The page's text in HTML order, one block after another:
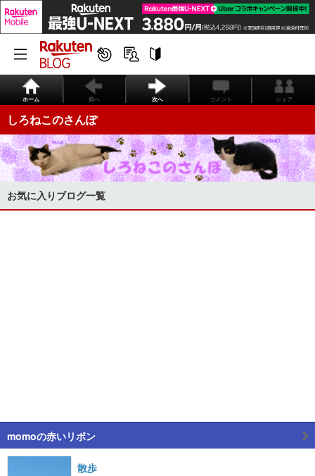
ホーム 前へ 次へ コメント シェア
しろねこのさんぽ
お気に入りブログ一覧
momoの赤いリボン
散歩